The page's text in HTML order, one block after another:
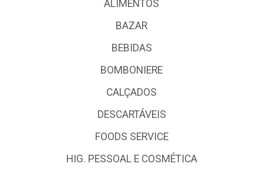
ALIMENTOS
BAZAR
BEBIDAS
BOMBONIERE
CALÇADOS
DESCARTÁVEIS
FOODS SERVICE
HIG. PESSOAL E COSMÉTICA